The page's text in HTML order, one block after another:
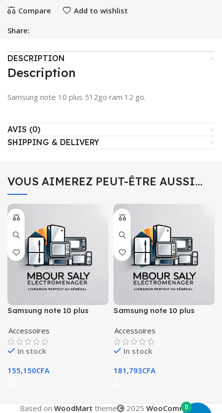
Compare Add to wishlist
Share:
DESCRIPTION
Description
Samsung note 10 plus 512go ram 12 go.
AVIS (0)
SHIPPING & DELIVERY
VOUS AIMEREZ PEUT-ÊTRE AUSSI…
Samsung note 10 plus
Accessoires
In stock
155,150CFA
Samsung note 10 plus
Accessoires
In stock
181,793CFA
Based on WoodMart theme 2025 WooCommerce
0